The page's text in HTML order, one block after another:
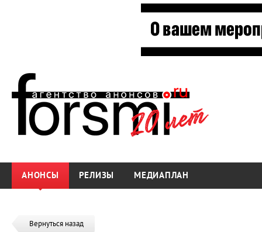
АНОНСЫ РЕЛИЗЫ МЕДИАПЛАН
Вернуться назад